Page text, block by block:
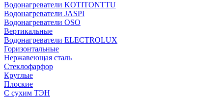
Водонагреватели KOTITONTTU
Водонагреватели JASPI
Водонагреватели OSO
Вертикальные
Водонагреватели ELECTROLUX
Горизонтальные
Нержавеющая сталь
Стеклофарфор
Круглые
Плоские
С сухим ТЭН